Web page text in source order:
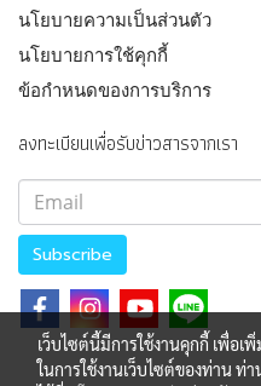
นโยบายความเป็นส่วนตัว
นโยบายการใช้คุกกี้
ข้อกำหนดของการบริการ
ลงทะเบียนเพื่อรับข่าวสารจากเรา
Subscribe
เว็บไซต์นี้มีการใช้งานคุกกี้ เพื่อ
ในการใช้งานเว็บไซต์ของท่าน ท่